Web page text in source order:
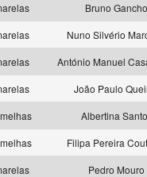
Bruno Gancho
Nuno Silvério
António Manuel
João Paulo
Albertina
Filipa Pereira
Pedro Mouro